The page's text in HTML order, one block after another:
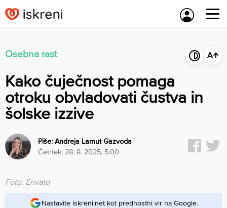
to
content
Osebna rast
Kako čuječnost pomaga
otroku obvladovati čustva in
šolske izzive
Piše:Andreja Lamut Gazvoda
četrtek, 28. 8. 2025, 5:00
Foto: Envato
Nastavite iskreni.net kot prednostni vir na Google.